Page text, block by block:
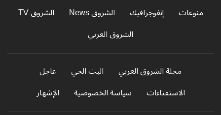
منوعات
إنفوجرافيك الشروق News
الشروق TV
الشروق العربي
مجلة الشروق العربي البث الحي
عاجل
الاستفتاءات
سياسة الخصوصية الإشهار